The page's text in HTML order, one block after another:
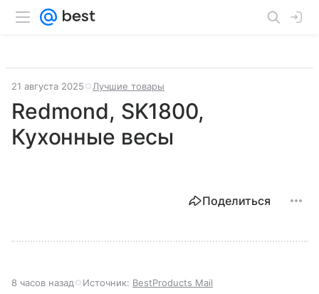
21 августа 2025 Лучшие товары
Redmond, SK1800,
Кухонные весы
Поделиться
8 часов назад Источник: BestProducts Mail